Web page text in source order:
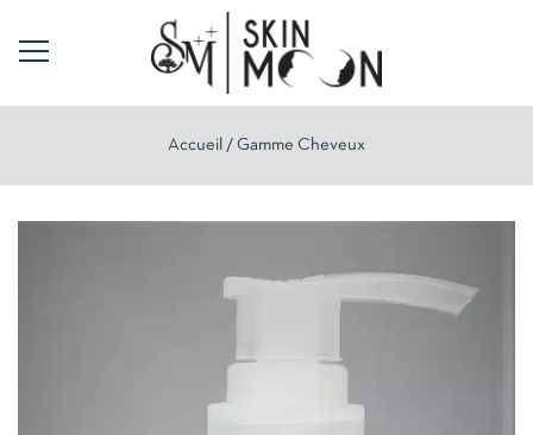
Accueil Gamme Cheveux